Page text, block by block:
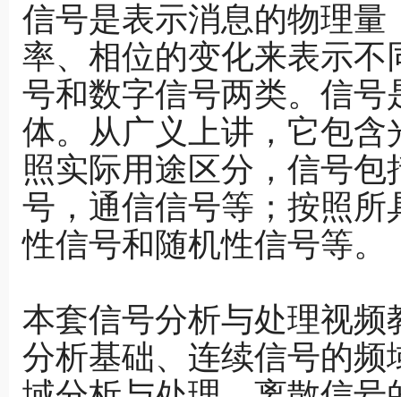
信号是表示消息的物理
率、相位的变化来表示
号和数字信号两类。信
体。从广义上讲，它包
照实际用途区分，信号
号，通信信号等；按照
性信号和随机性信号等。
本套信号分析与处理视
分析基础、连续信号的